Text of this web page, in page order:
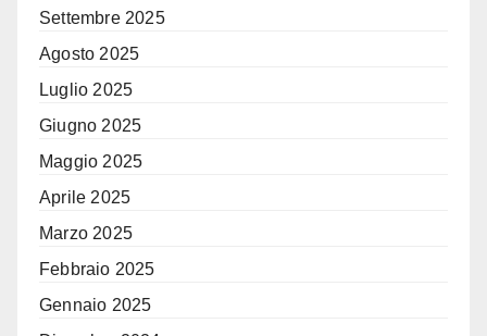
Settembre 2025
Agosto 2025
Luglio 2025
Giugno 2025
Maggio 2025
Aprile 2025
Marzo 2025
Febbraio 2025
Gennaio 2025